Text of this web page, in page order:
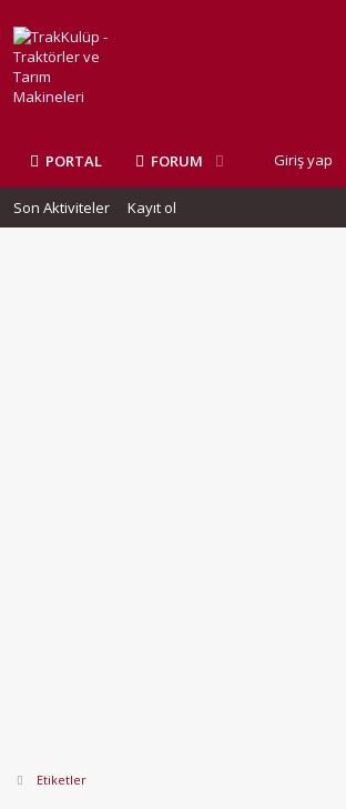
PORTAL FORUM Giriş yap
Son Aktiviteler Kayıt ol
Etiketler